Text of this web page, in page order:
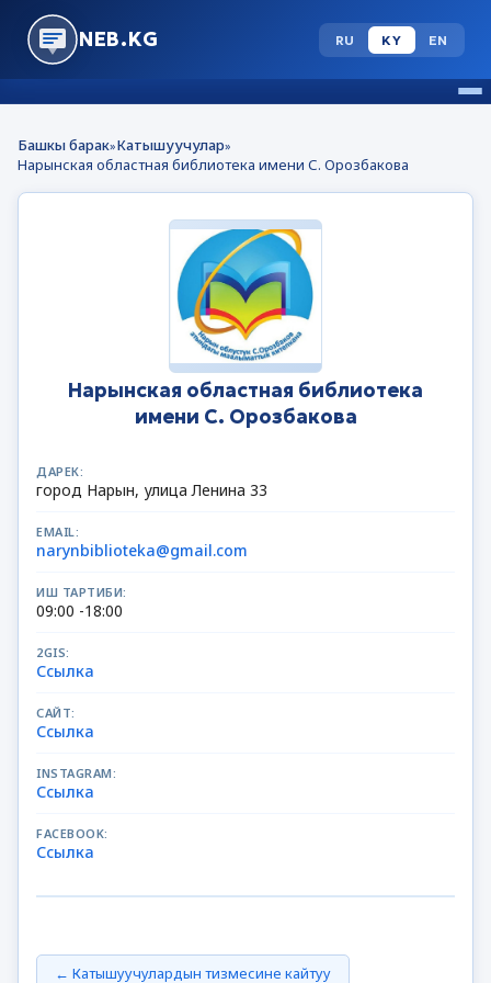
NEB.KG RU KY EN
Башкы барак»Катышуучулар»
Нарынская областная библиотека имени С. Орозбакова
Нарынская областная библиотека
имени С. Орозбакова
ДАРЕК:
город Нарын, улица Ленина 33
EMAIL:
narynbiblioteka@gmail.com
ИШ ТАРТИБИ:
09:00 -18:00
2GIS:
Ссылка
САЙТ:
Ссылка
INSTAGRAM:
Ссылка
FACEBOOK:
Ссылка
← Катышуучулардын тизмесине кайтуу